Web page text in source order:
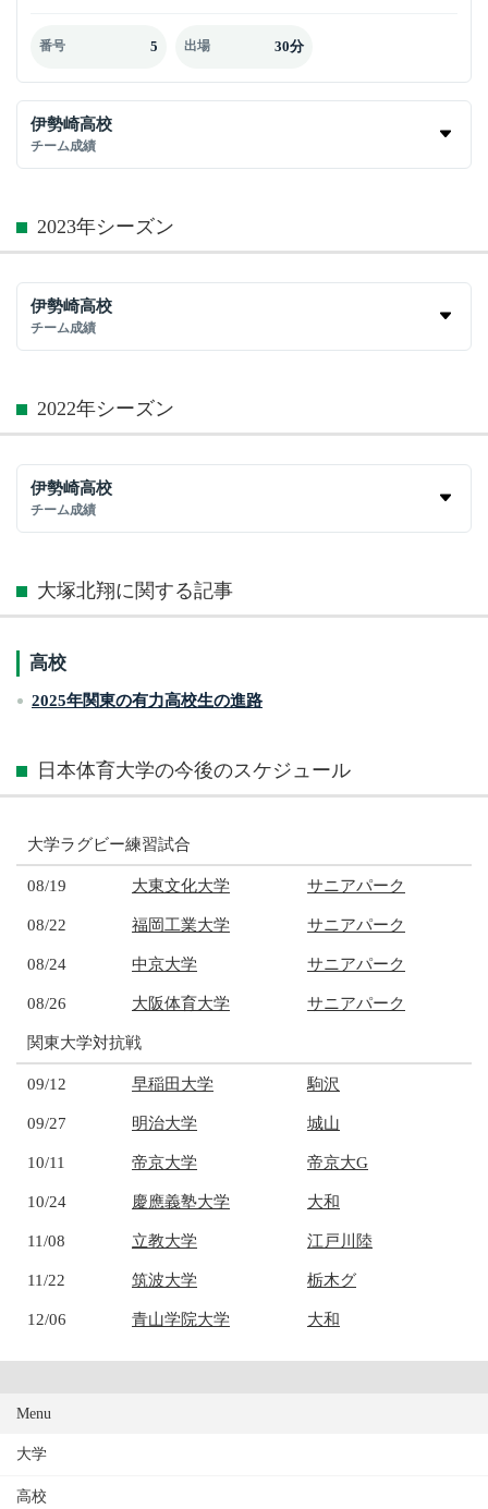
番号 5 出場 30分
伊勢崎高校
チーム成績
2023年シーズン
伊勢崎高校
チーム成績
2022年シーズン
伊勢崎高校
チーム成績
大塚北翔に関する記事
高校
2025年関東の有力高校生の進路
日本体育大学の今後のスケジュール
大学ラグビー練習試合
08/19 大東文化大学 サニアパーク
08/22 福岡工業大学 サニアパーク
08/24 中京大学 サニアパーク
08/26 大阪体育大学 サニアパーク
関東大学対抗戦
09/12 早稲田大学 駒沢
09/27 明治大学 城山
10/11 帝京大学 帝京大G
10/24 慶應義塾大学 大和
11/08 立教大学 江戸川陸
11/22 筑波大学 栃木グ
12/06 青山学院大学 大和
Menu
大学
高校